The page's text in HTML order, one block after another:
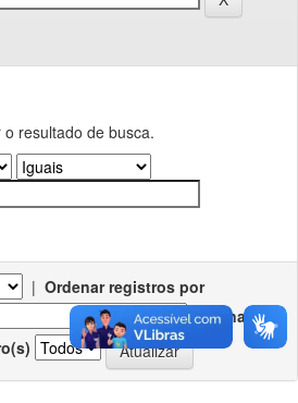
resultado de busca.
| Ordenar registros por
Ordenar